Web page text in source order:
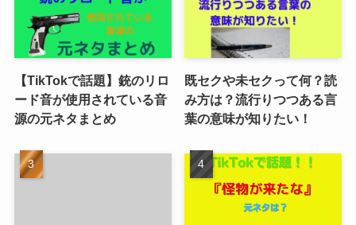
【TikTokで話題】銃のリロ
ード音が使用されている音
源の元ネタまとめ
既セクや未セクって何？読
み方は？流行りつつある言
葉の意味が知りたい！